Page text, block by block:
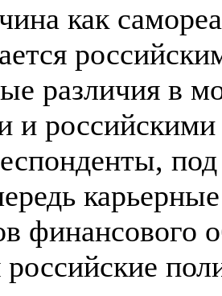
как
различия в
и
финансового
российские